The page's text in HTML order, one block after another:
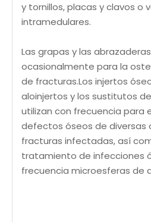
y tornillos, placas y clavos o
intramedulares.
Las grapas y las
ocasionalmente para la
de fracturas.Los injertos
aloinjertos y los sustitutos
utilizan con frecuencia para
defectos óseos de diversas
fracturas infectadas, así
tratamiento de infecciones
frecuencia microesferas de